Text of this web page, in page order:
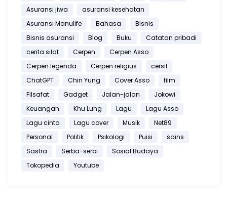
Asuransi jiwa
asuransi kesehatan
Asuransi Manulife
Bahasa
Bisnis
Bisnis asuransi
Blog Buku
Catatan pribadi
cerita silat
Cerpen
Cerpen Asso
Cerpen legenda
Cerpen religius
cersil
ChatGPT
Chin Yung Cover Asso
film
Filsafat
Gadget Jalan-jalan
Jokowi
Keuangan
Khu Lung Lagu
Lagu Asso
Lagu cinta
Lagu cover Musik
Net89
Personal
Politik Psikologi Puisi
sains
Sastra
Serba-serbi
Sosial Budaya
Tokopedia
Youtube